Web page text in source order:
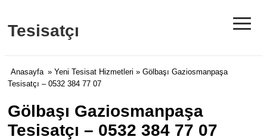
Tesisatçı ≡
Anasayfa » Yeni Tesisat Hizmetleri » Gölbaşı Gaziosmanpaşa
Tesisatçı – 0532 384 77 07
Gölbaşı Gaziosmanpaşa
Tesisatçı – 0532 384 77 07